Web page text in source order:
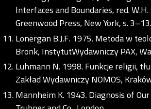
Interfaces and Boundaries, red. W.H.
Greenwood Press, New York, s. 3–13.
Lonergan B.J.F. 1975. Metoda w
Bronk, InstytutWydawniczy PAX,
Luhmann N. 1998. Funkcje religii,
Zakład Wydawniczy NOMOS,
Mannheim K. 1943. Diagnosis of